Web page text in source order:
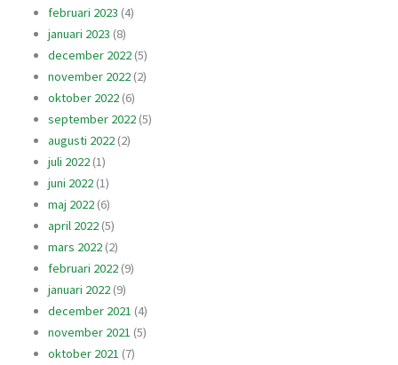
februari 2023 (4)
januari 2023 (8)
december 2022(5)
november 2022(2)
oktober 2022(6)
september 2022(5)
augusti 2022(2)
juli 2022(1)
juni 2022(1)
maj 2022(6)
april 2022(5)
mars 2022(2)
februari 2022(9)
januari 2022(9)
december 2021 (4)
november 2021 (5)
oktober 2021 (7)